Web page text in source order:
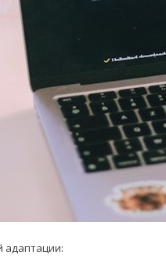
адаптации: